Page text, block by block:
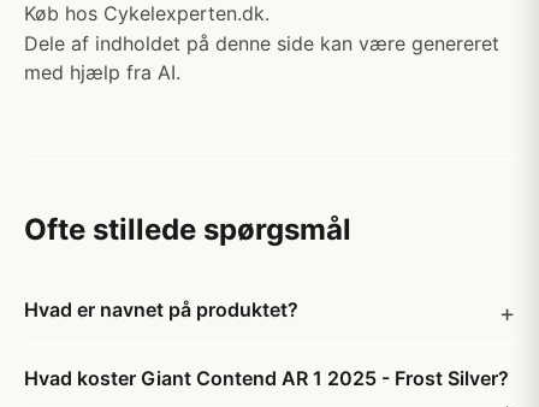
Køb hos Cykelexperten.dk.
Dele af indholdet på denne side kan være genereret
med hjælp fra AI.
Ofte stillede spørgsmål
Hvad er navnet på produktet?
Hvad koster Giant Contend AR 1 2025 - Frost Silver?